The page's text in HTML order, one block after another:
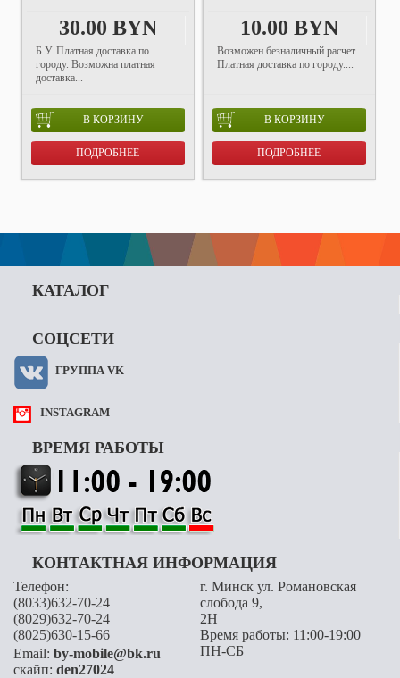
30.00 BYN
Б.У. Платная доставка по
городу. Возможна платная
доставка...
В КОРЗИНУ
ПОДРОБНЕЕ
10.00 BYN
Возможен безналичный расчет.
Платная доставка по городу....
В КОРЗИНУ
ПОДРОБНЕЕ
КАТАЛОГ
СОЦСЕТИ
ГРУППА VK
INSTAGRAM
ВРЕМЯ РАБОТЫ
КОНТАКТНАЯ ИНФОРМАЦИЯ
Телефон:
(8033)632-70-24
(8029)632-70-24
(8025)630-15-66
Email: by-mobile@bk.ru
скайп: den27024
г. Минск ул. Романовская
слобода 9,
2H
Время работы: 11:00-19:00
ПН-СБ